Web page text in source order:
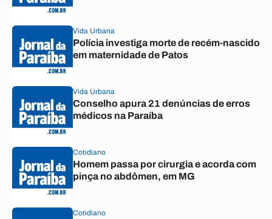
Vida Urbana
Polícia investiga morte de recém-nascido
em maternidade de Patos
Vida Urbana
Conselho apura 21 denúncias de erros
médicos na Paraíba
Cotidiano
Homem passa por cirurgia e acorda com
pinça no abdômen, em MG
Cotidiano